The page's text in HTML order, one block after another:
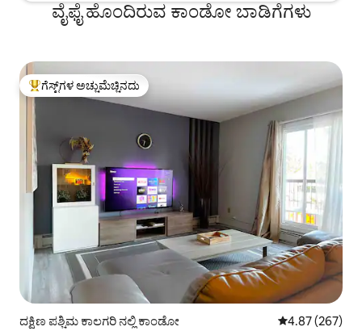
ವೈಫೈ ಹೊಂದಿರುವ ಕಾಂಡೋ ಬಾಡಿಗೆಗಳು
ಗೆಸ್ಟ್‌ಗಳಿಗೆ ಅತಿ ಹೆಚ್ಚು ಅಚ್ಚುಮೆಚ್ಚಿನದು
ಗೆಸ್ಟ್‌ಗಳ ಅಚ್ಚುಮೆಚ್ಚಿನದು
ದಕ್ಷಿಣ ಪಶ್ಚಿಮ ಕಾಲಗರಿ ನಲ್ಲಿ ಕಾಂಡೋ 5 ರಲ್ಲಿ 4.87
4.87 (267)